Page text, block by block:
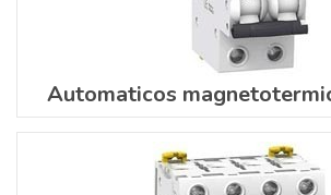
Automaticos